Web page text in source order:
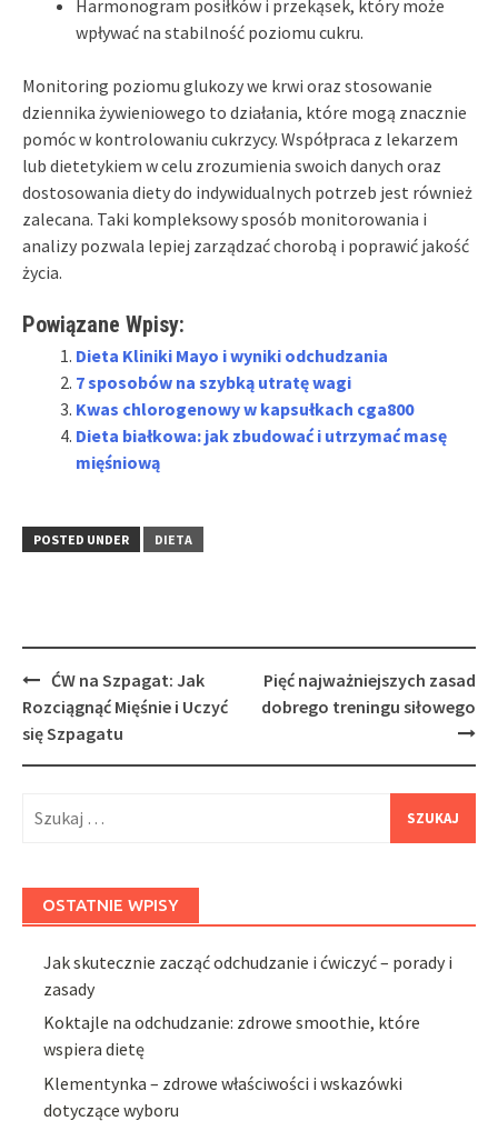
Harmonogram posiłków i przekąsek, który może
wpływać na stabilność poziomu cukru.
Monitoring poziomu glukozy we krwi oraz stosowanie
dziennika żywieniowego to działania, które mogą znacznie
pomóc w kontrolowaniu cukrzycy. Współpraca z lekarzem
lub dietetykiem w celu zrozumienia swoich danych oraz
dostosowania diety do indywidualnych potrzeb jest również
zalecana. Taki kompleksowy sposób monitorowania i
analizy pozwala lepiej zarządzać chorobą i poprawić jakość
życia.
Powiązane Wpisy:
Dieta Kliniki Mayo i wyniki odchudzania
7 sposobów na szybką utratę wagi
Kwas chlorogenowy w kapsułkach cga800
Dieta białkowa: jak zbudować i utrzymać masę
mięśniową
POSTED UNDER DIETA
Post
navigation
ĆW na Szpagat: Jak
Rozciągnąć Mięśnie i Uczyć
się Szpagatu
Pięć najważniejszych zasad
dobrego treningu siłowego
OSTATNIE WPISY
Jak skutecznie zacząć odchudzanie i ćwiczyć – porady i
zasady
Koktajle na odchudzanie: zdrowe smoothie, które
wspiera dietę
Klementynka – zdrowe właściwości i wskazówki
dotyczące wyboru